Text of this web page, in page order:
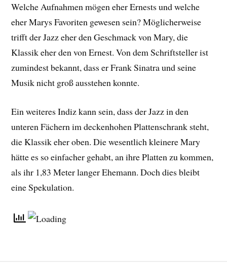
Welche Aufnahmen mögen eher Ernests und welche
eher Marys Favoriten gewesen sein? Möglicherweise
trifft der Jazz eher den Geschmack von Mary, die
Klassik eher den von Ernest. Von dem Schriftsteller ist
zumindest bekannt, dass er Frank Sinatra und seine
Musik nicht groß ausstehen konnte.
Ein weiteres Indiz kann sein, dass der Jazz in den
unteren Fächern im deckenhohen Plattenschrank steht,
die Klassik eher oben. Die wesentlich kleinere Mary
hätte es so einfacher gehabt, an ihre Platten zu kommen,
als ihr 1,83 Meter langer Ehemann. Doch dies bleibt
eine Spekulation.